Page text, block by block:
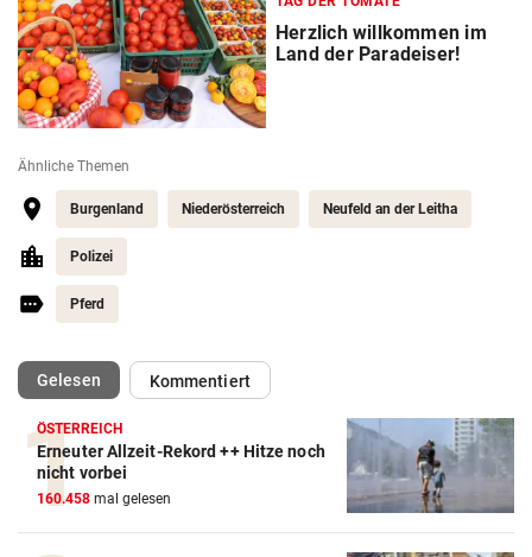
Herzlich willkommen im
Land der Paradeiser!
Ähnliche Themen
Burgenland Niederösterreich Neufeld an der Leitha
Polizei
Pferd
Gelesen(ausgewählt)Kommentiert
ÖSTERREICH
Erneuter Allzeit-Rekord ++ Hitze noch
nicht vorbei
160.458 mal gelesen